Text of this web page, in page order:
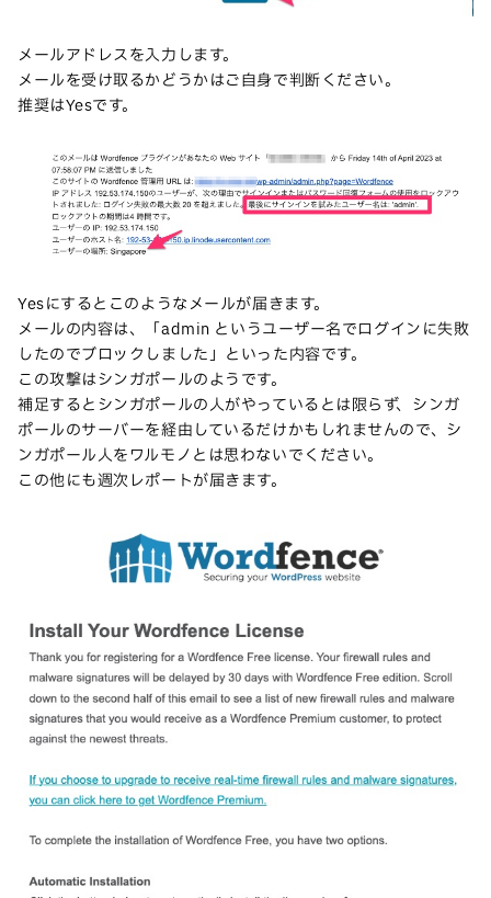
メールアドレスを入力します。
メールを受け取るかどうかはご自身で判断ください。
推奨はYesです。
Yesにするとこのようなメールが届きます。
メールの内容は、「admin というユーザー名でログインに失敗
したのでブロックしました」といった内容です。
この攻撃はシンガポールのようです。
補足するとシンガポールの人がやっているとは限らず、シンガ
ポールのサーバーを経由しているだけかもしれませんので、シ
ンガポール人をワルモノとは思わないでください。
この他にも週次レポートが届きます。